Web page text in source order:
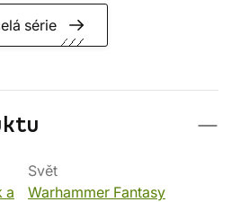
série
a
Svět
Warhammer Fantasy